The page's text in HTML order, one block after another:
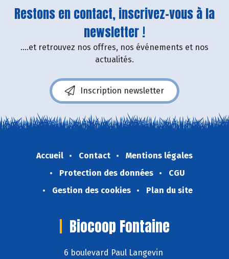
Restons en contact, inscrivez-vous à la
newsletter !
....et retrouvez nos offres, nos événements et nos
actualités.
Inscription newsletter
Accueil Contact
Mentions légales
Protection des données
CGU
Gestion des cookies
Plan du site
Biocoop Fontaine
6 boulevard Paul Langevin